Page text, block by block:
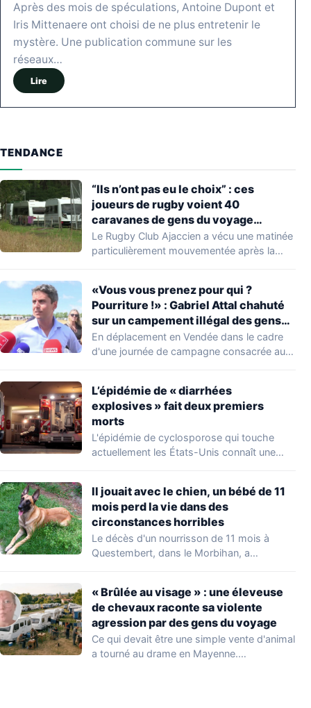
Après des mois de spéculations, Antoine Dupont et
Iris Mittenaere ont choisi de ne plus entretenir le
mystère. Une publication commune sur les
réseaux…
Lire
TENDANCE
“Ils n’ont pas eu le choix” : ces
joueurs de rugby voient 40
caravanes de gens du voyage
s’installer dans leur stade, ils les
délogent en moins d’1 heure
Le Rugby Club Ajaccien a vécu une matinée
particulièrement mouvementée après la
«Vous vous prenez pour qui ?
Pourriture !» : Gabriel Attal chahuté
sur un campement illégal des gens
du voyage
En déplacement en Vendée dans le cadre
d'une journée de campagne consacrée aux
L’épidémie de « diarrhées
explosives » fait deux premiers
morts
L'épidémie de cyclosporose qui touche
actuellement les États-Unis connaît une
Il jouait avec le chien, un bébé de 11
mois perd la vie dans des
circonstances horribles
Le décès d'un nourrisson de 11 mois à
Questembert, dans le Morbihan, a
« Brûlée au visage » : une éleveuse
de chevaux raconte sa violente
agression par des gens du voyage
Ce qui devait être une simple vente d'animal
a tourné au drame en Mayenne.…